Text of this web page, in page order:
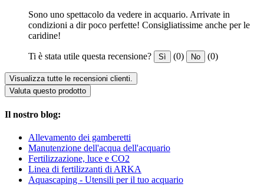
Sono uno spettacolo da vedere in acquario. Arrivate in
condizioni a dir poco perfette! Consigliatissime anche per le
caridine!
Ti è stata utile questa recensione? Sì (0) No (0)
Visualizza tutte le recensioni clienti.
Valuta questo prodotto
Il nostro blog:
Allevamento dei gamberetti
Manutenzione dell'acqua dell'acquario
Fertilizzazione, luce e CO2
Linea di fertilizzanti di ARKA
Aquascaping - Utensili per il tuo acquario